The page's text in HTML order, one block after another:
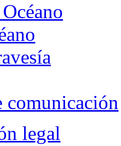
comunicación
legal